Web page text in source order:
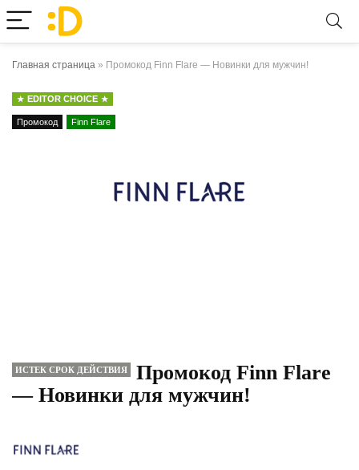
Главная страница » Промокод Finn Flare — Новинки для мужчин!
EDITOR CHOICE
Промокод Finn Flare
ИСТЕК СРОК ДЕЙСТВИЯ
Промокод Finn Flare
— Новинки для мужчин!